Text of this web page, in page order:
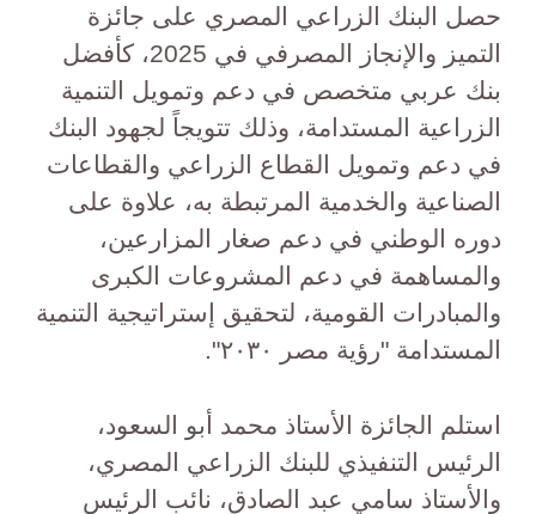
حصل البنك الزراعي المصري على جائزة
التميز والإنجاز المصرفي في 2025، كأفضل
بنك عربي متخصص في دعم وتمويل التنمية
الزراعية المستدامة، وذلك تتويجاً لجهود البنك
في دعم وتمويل القطاع الزراعي والقطاعات
الصناعية والخدمية المرتبطة به، علاوة على
دوره الوطني في دعم صغار المزارعين،
والمساهمة في دعم المشروعات الكبرى
والمبادرات القومية، لتحقيق إستراتيجية التنمية
المستدامة "رؤية مصر ٢٠٣٠".
استلم الجائزة الأستاذ محمد أبو السعود،
الرئيس التنفيذي للبنك الزراعي المصري،
والأستاذ سامي عبد الصادق، نائب الرئيس